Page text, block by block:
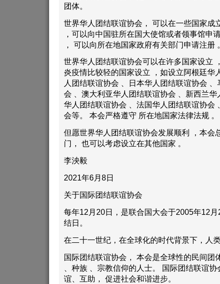
团体。
世界华人团结联谊协会， 可以在一些国家成
，可以向中国驻所在国大使馆或者领事馆申
， 可以向所在地国家政府有关部门申请注册
世界华人团结联谊协会可以在许多国家设立
炎疫情比较轻的国家设立 ，如设立阿根廷华
人团结联谊协会 、日本华人团结联谊协会
会 、澳大利亚华人团结联谊协会 、新西兰
华人团结联谊协会 、法国华人团结联谊协会
会等。 本会严格遵守 所在地国家法律法规 。
但愿世界华人团结联谊协会发展顺利 ，本会
门， 也可以考虑设立在其他国家 。
李泱毅
2021年6月8日
关于国际团结联谊协会
每年12月20日，是联合国大会于2005年12
结日。
在二十一世纪，在全球化的时代背景下，人
国际团结联谊协会， 本会是全球性的民间团
、种族 、宗教信仰的人士。 国际团结联谊
谊、互助， 促进社会和谐进步。